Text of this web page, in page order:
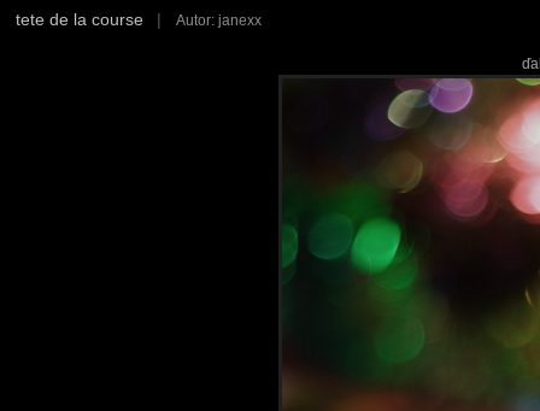
tete de la course | Autor: janexx